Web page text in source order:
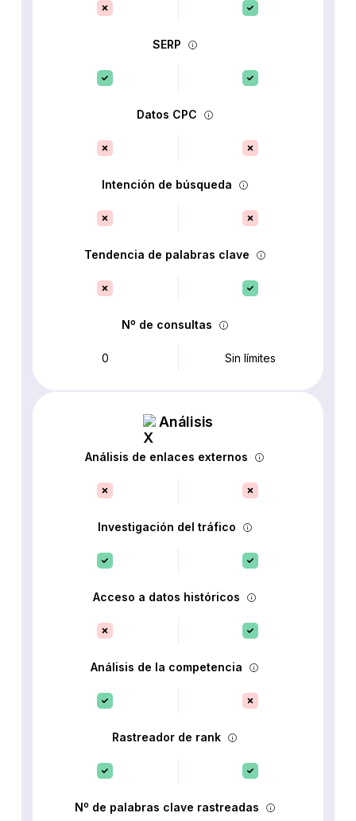
SERP
Datos CPC
Intención de búsqueda
Tendencia de palabras clave
Nº de consultas
0 Sin límites
Análisis
Análisis de enlaces externos
Investigación del tráfico
Acceso a datos históricos
Análisis de la competencia
Rastreador de rank
Nº de palabras clave rastreadas